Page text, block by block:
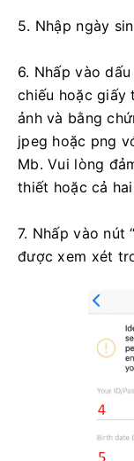
5. Nhập ngày
6. Nhấp vào
chiếu hoặc giấy
ảnh và bằng
jpeg hoặc png
Mb. Vui lòng
thiết hoặc cả
7. Nhấp vào nút
được xem xét